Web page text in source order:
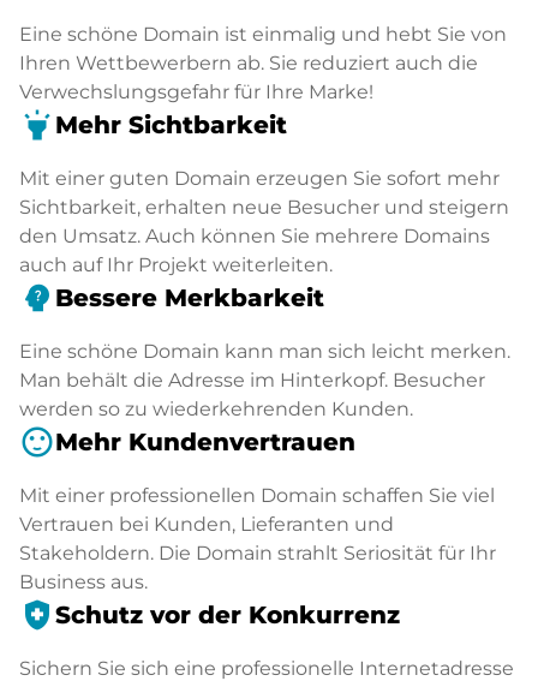
Eine schöne Domain ist einmalig und hebt Sie von
Ihren Wettbewerbern ab. Sie reduziert auch die
Verwechslungsgefahr für Ihre Marke!
highlight Mehr Sichtbarkeit
Mit einer guten Domain erzeugen Sie sofort mehr
Sichtbarkeit, erhalten neue Besucher und steigern
den Umsatz. Auch können Sie mehrere Domains
auch auf Ihr Projekt weiterleiten.
psychology_alt Bessere Merkbarkeit
Eine schöne Domain kann man sich leicht merken.
Man behält die Adresse im Hinterkopf. Besucher
werden so zu wiederkehrenden Kunden.
sentiment_satisfiedMehr Kundenvertrauen
Mit einer professionellen Domain schaffen Sie viel
Vertrauen bei Kunden, Lieferanten und
Stakeholdern. Die Domain strahlt Seriosität für Ihr
Business aus.
health_and_safety Schutz vor der Konkurrenz
Sichern Sie sich eine professionelle Internetadresse